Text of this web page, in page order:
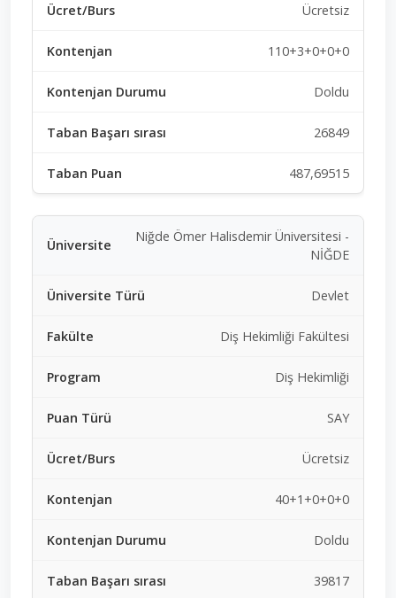
Ücretsiz
110+3+0+0+0
Doldu
26849
487,69515
Niğde Ömer Halisdemir Üniversitesi -
NİĞDE
Devlet
Diş Hekimliği Fakültesi
Diş Hekimliği
SAY
Ücretsiz
40+1+0+0+0
Doldu
39817